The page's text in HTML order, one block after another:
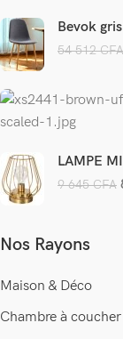
Bevok
54 512CFA
LAMPE
9 645CFA
Nos Rayons
Maison & Déco
Chambre à coucher